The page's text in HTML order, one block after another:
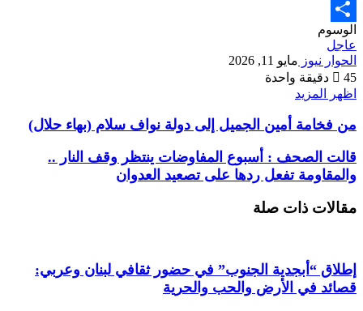
Copy
Link
Share
الوسوم
عاجل
الحوار نيوز مايو 11, 2026
45
دقيقة واحدة
اظهر المزيد
من فخامة أمين الجميل إلى دولة نواف سلام (بهاء حلال)
قالت الصحف : أسبوع المفاوضات ينتظر وقف النار ..
والمقاومة تفعل ردها على تصعيد العدوان
مقالات ذات صلة
إطلاق “أبجدية الجنوب” في حضور ثقافي لبنان وعربي:
قصائد في الأرض والحب والحرية